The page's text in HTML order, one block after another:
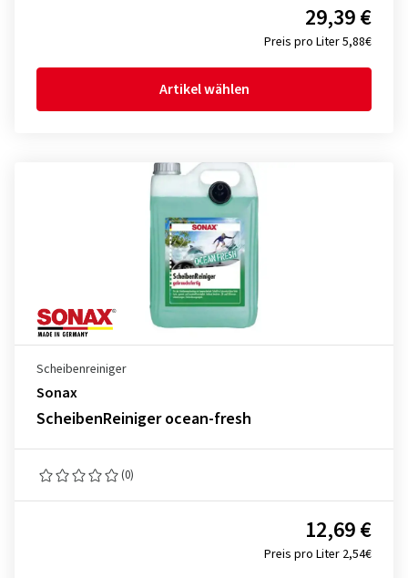
Preis pro Liter 5,88€
29,39 €
Artikel wählen
Scheibenreiniger
Sonax
ScheibenReiniger ocean-fresh
(0)
Preis pro Liter 2,54€
12,69 €